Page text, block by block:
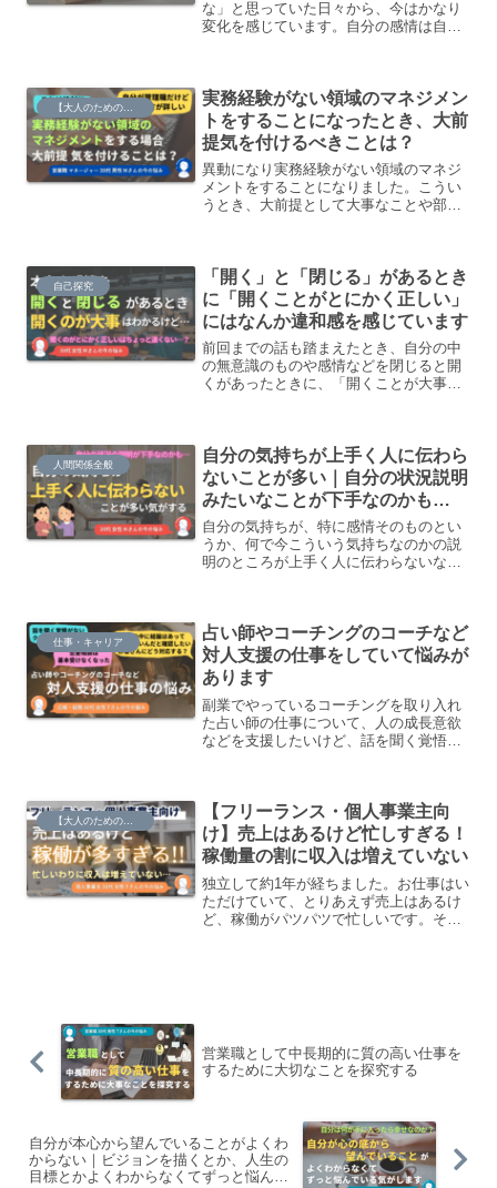
な」と思っていた日々から、今はかなり
変化を感じています。自分の感情は自分
いるし、今 新しく出会ったパートナーと
は本当に深い関係性を築けている感じも
あり、日々充足感や楽しさがあります。
実務経験がない領域のマネジメン
トをすることになったとき、大前
提気を付けるべきことは？
異動になり実務経験がない領域のマネジ
メントをすることになりました。こうい
うとき、大前提として大事なことや部下
自己探究
「開く」と「閉じる」があるとき
に「開くことがとにかく正しい」
にはなんか違和感を感じています
前回までの話も踏まえたとき、自分の中
の無意識のものや感情などを閉じると開
くがあったときに、「開くことが大事」
と思いました。
人間関係全般
自分の気持ちが上手く人に伝わら
ないことが多い｜自分の状況説明
みたいなことが下手なのかも…
自分の気持ちが、特に感情そのものとい
うか、何で今こういう気持ちなのかの説
明のところが上手く人に伝わらないな
というか、どこの前提から話せばいいん
だろうかとか、そこにモヤモヤってなる
ことがあります。
仕事・キャリア
占い師やコーチングのコーチなど
対人支援の仕事をしていて悩みが
あります
副業でやっているコーチングを取り入れ
た占い師の仕事について、人の成長意欲
などを支援したいけど、話を聞く覚悟の
【大人のための】総合的な探究の時間
【フリーランス・個人事業主向
け】売上はあるけど忙しすぎる！
稼働量の割に収入は増えていない
独立して約1年が経ちました。お仕事はい
ただけていて、とりあえず売上はあるけ
ど、稼働がパツパツで忙しいです。そし
営業職として中長期的に質の高い仕事を
するために大切なことを探究する
自分が本心から望んでいることがよくわ
からない｜ビジョンを描くとか、人生の
目標とかよくわからなくてずっと悩んで